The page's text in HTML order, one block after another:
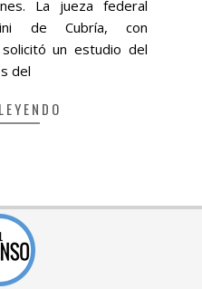
La jueza federal
de Cubría, con
un estudio del
del